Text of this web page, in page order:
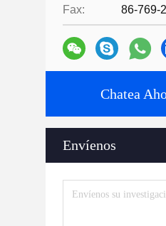
Fax: 86-769-
Chatea
Envíenos